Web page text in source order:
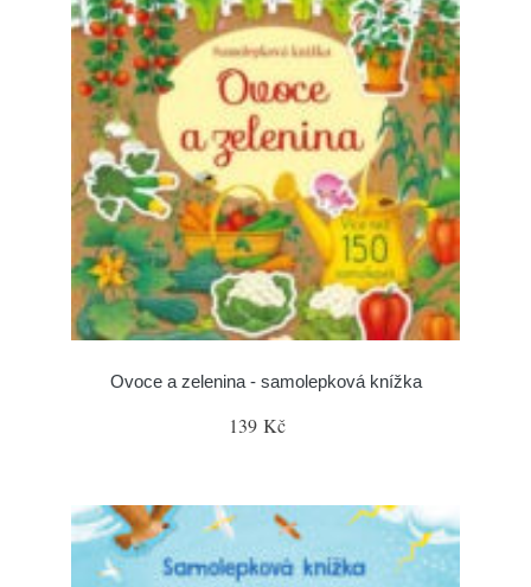
Ovoce a zelenina - samolepková knížka
139 Kč